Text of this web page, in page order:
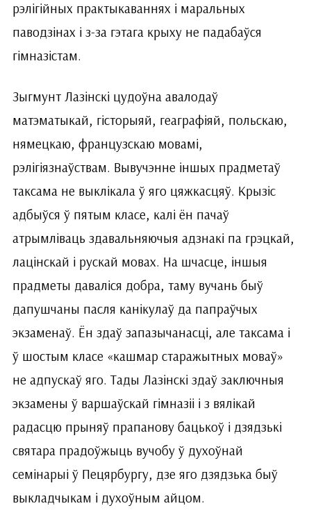
рэлігійных практыкаваннях і маральных
паводзінах і з-за гэтага крыху не падабаўся
гімназістам.
Зыгмунт Лазінскі цудоўна авалодаў
матэматыкай, гісторыяй, геаграфіяй, польскаю,
нямецкаю, французскаю мовамі,
рэлігіязнаўствам. Вывучэнне іншых прадметаў
таксама не выклікала ў яго цяжкасцяў. Крызіс
адбыўся ў пятым класе, калі ён пачаў
атрымліваць здавальняючыя адзнакі па грэцкай,
лацінскай і рускай мовах. На шчасце, іншыя
прадметы даваліся добра, таму вучань быў
дапушчаны пасля канікулаў да папраўчых
экзаменаў. Ён здаў запазычанасці, але таксама і
ў шостым класе «кашмар старажытных моваў»
не адпускаў яго. Тады Лазінскі здаў заключныя
экзамены ў варшаўскай гімназіі і з вялікай
радасцю прыняў прапанову бацькоў і дзядзькі
святара прадоўжыць вучобу ў духоўнай
семінарыі ў Пецярбургу, дзе яго дзядзька быў
выкладчыкам і духоўным айцом.